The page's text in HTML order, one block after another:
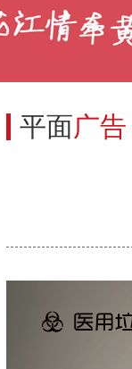
平面广告